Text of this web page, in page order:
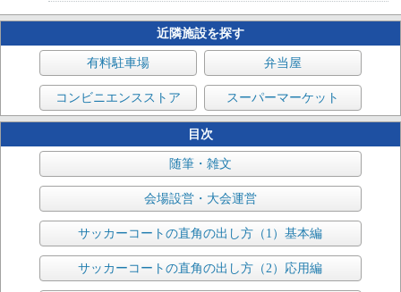
近隣施設を探す
有料駐車場 弁当屋
コンビニエンスストア スーパーマーケット
目次
随筆・雑文
会場設営・大会運営
サッカーコートの直角の出し方（1）基本編
サッカーコートの直角の出し方（2）応用編